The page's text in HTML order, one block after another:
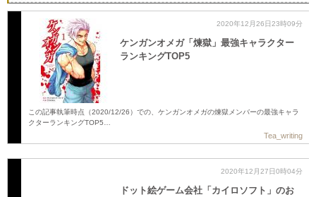
2020年12月26日23時09分
ケンガンオメガ「煉獄」最強キャラクター
ランキングTOP5
この記事執筆時点（2020/12/26）での、ケンガンオメガの煉獄メンバーの最強キャラ
クターランキングTOP5…
Tea_writing
2020年12月27日0時04分
ドット絵ゲーム会社「カイロソフト」のお